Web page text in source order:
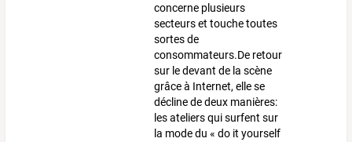
concerne plusieurs
secteurs et touche toutes
sortes de
consommateurs.De retour
sur le devant de la scène
grâce à Internet, elle se
décline de deux manières:
les ateliers qui surfent sur
la mode du « do it yourself